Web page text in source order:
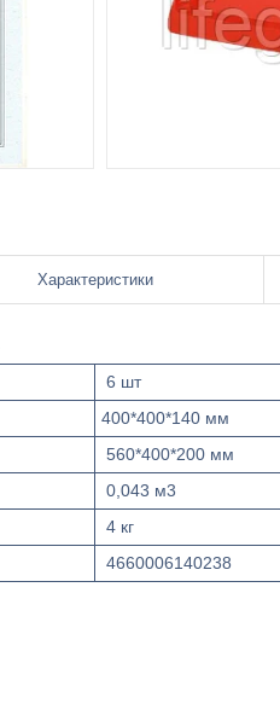
Характеристики
6 шт
400*400*140 мм
560*400*200 мм
0,043 м3
4 кг
4660006140238